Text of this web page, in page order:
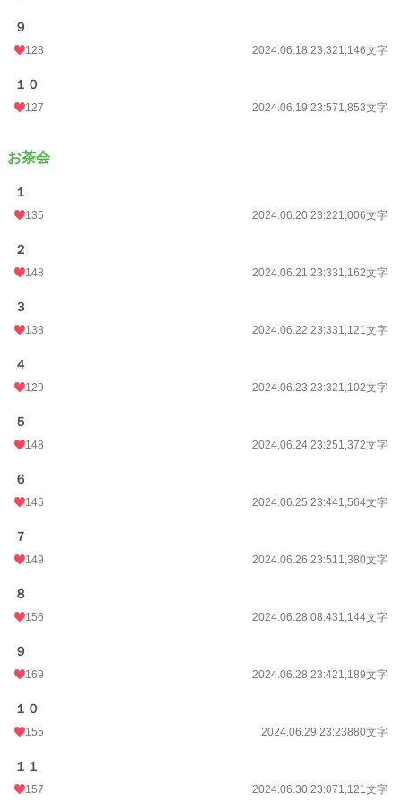
９
128 2024.06.18 23:321,146文字
１０
127 2024.06.19 23:571,853文字
お茶会
１
135 2024.06.20 23:221,006文字
２
148 2024.06.21 23:331,162文字
３
138 2024.06.22 23:331,121文字
４
129 2024.06.23 23:321,102文字
５
148 2024.06.24 23:251,372文字
６
145 2024.06.25 23:441,564文字
７
149 2024.06.26 23:511,380文字
８
156 2024.06.28 08:431,144文字
９
169 2024.06.28 23:421,189文字
１０
155 2024.06.29 23:23880文字
１１
157 2024.06.30 23:071,121文字